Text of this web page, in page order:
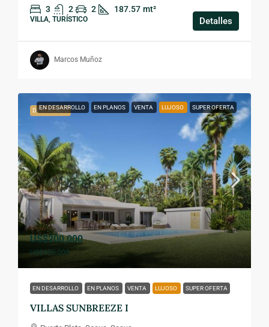
3 2 2 187.57 mt²
VILLA, TURÍSTICO Detalles
Marcos Muñoz
DESTACADO
EN DESARROLLO EN PLANOS VENTA LUJOSO SUPER OFERTA
US$200,000
US$400,000
EN DESARROLLO EN PLANOS VENTA LUJOSO SUPER OFERTA
VILLAS SUNBREEZE I